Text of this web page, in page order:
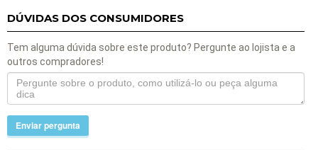
DÚVIDAS DOS CONSUMIDORES
Tem alguma dúvida sobre este produto? Pergunte ao lojista e a
outros compradores!
Enviar pergunta